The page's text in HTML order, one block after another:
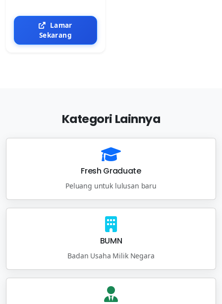
Lamar
Sekarang
Kategori Lainnya
Fresh Graduate
Peluang untuk lulusan baru
BUMN
Badan Usaha Milik Negara